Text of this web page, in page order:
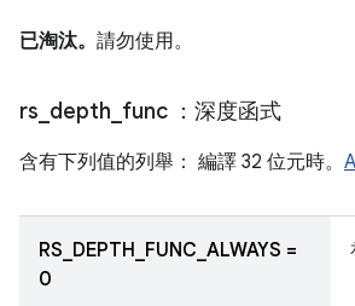
已淘汰。 請勿使用。
rs depth func ：深度函式
含有下列值的列舉： 編譯 32 位元時。
RS_DEPTH_FUNC_ALWAYS =
0